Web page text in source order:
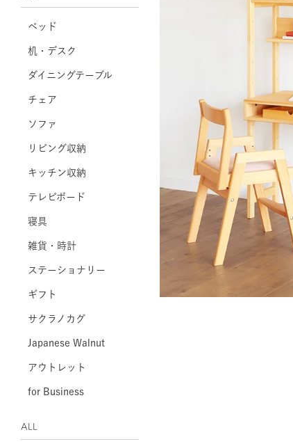
ベッド
机・デスク
ダイニングテーブル
チェア
ソファ
リビング収納
キッチン収納
テレビボード
寝具
雑貨・時計
ステーショナリー
ギフト
サクラノカグ
Japanese Walnut
アウトレット
for Business
ALL